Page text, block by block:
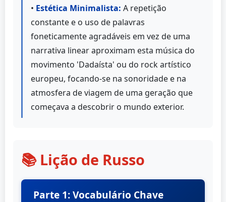
• Estética Minimalista: A repetição
constante e o uso de palavras
foneticamente agradáveis em vez de uma
narrativa linear aproximam esta música do
movimento 'Dadaísta' ou do rock artístico
europeu, focando-se na sonoridade e na
atmosfera de viagem de uma geração que
começava a descobrir o mundo exterior.
📚 Lição de Russo
Parte 1: Vocabulário Chave